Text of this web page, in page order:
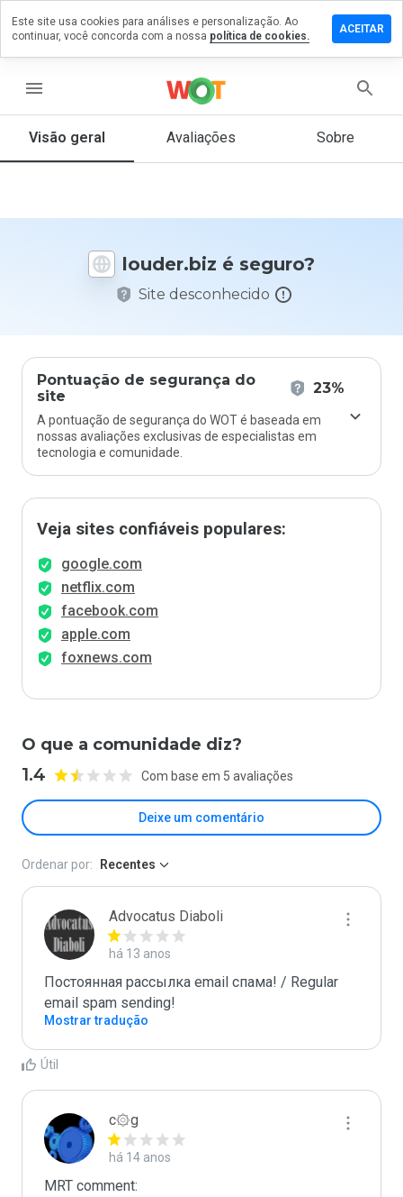
menu
Visão geral Avaliações Sobre
louder.biz é seguro?
Site desconhecido
Pontuação de segurança do
site
23%
A pontuação de segurança do WOT é baseada em
nossas avaliações exclusivas de especialistas em
tecnologia e comunidade.
Veja sites confiáveis populares:
google.com
netflix.com
facebook.com
apple.com
foxnews.com
O que a comunidade diz?
1.4 Com base em 5 avaliações
Deixe um comentário
um
que
Ordenar por: Recentes
Advocatus Diaboli
há 13 anos
Постоянная рассылка email спама! / Regular
email spam sending!
Mostrar tradução
Útil
c۞g
há 14 anos
MRT comment:
Este site usa cookies para análises e personalização. Ao
continuar, você concorda com a nossa política de cookies.
ACEITAR